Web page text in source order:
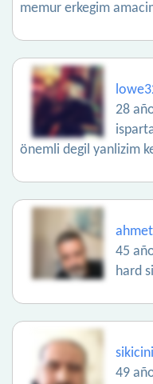
memur erkegim
28
önemli degil yanlizim
ahmet
45
hard
49